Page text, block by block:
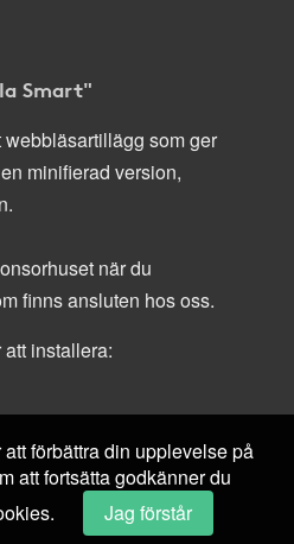
Smart"
webbläsartillägg som ger
minifierad version,
när du
finns ansluten hos oss.
installera:
förbättra din upplevelse på
att fortsätta godkänner du
Jag förstår